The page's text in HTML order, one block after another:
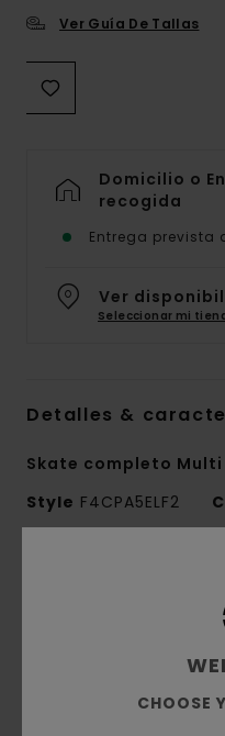
Ver Guía De Tallas
Domicilio o
recogida
Entrega prevista
Ver
Seleccionar mi
Detalles &
Skate completo Multi
Style F4CPA5ELF2
Ejes Element en
blancas de 90aCHOOSE